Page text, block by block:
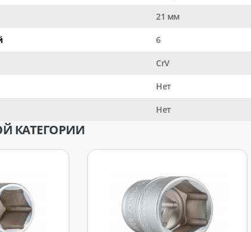
21 мм
6
CrV
Нет
Нет
КАТЕГОРИИ